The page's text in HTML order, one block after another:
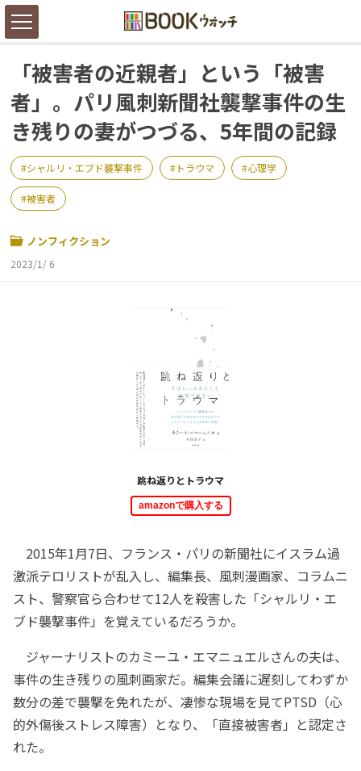
「被害者の近親者」という「被害
者」。パリ風刺新聞社襲撃事件の生
き残りの妻がつづる、5年間の記録
シャルリ・エブド襲撃事件 トラウマ 心理学
被害者
ノンフィクション
2023/1/ 6
跳ね返りとトラウマ
amazonで購入する
2015年1月7日、フランス・パリの新聞社にイスラム過
激派テロリストが乱入し、編集長、風刺漫画家、コラムニ
スト、警察官ら合わせて12人を殺害した「シャルリ・エ
ブド襲撃事件」を覚えているだろうか。
ジャーナリストのカミーユ・エマニュエルさんの夫は、
事件の生き残りの風刺画家だ。編集会議に遅刻してわずか
数分の差で襲撃を免れたが、凄惨な現場を見てPTSD（心
的外傷後ストレス障害）となり、「直接被害者」と認定さ
れた。